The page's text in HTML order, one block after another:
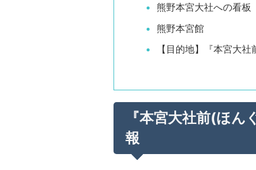
熊野本宮大社への看板
熊野本宮館
【目的地】『本宮大社
『本宮大社前(ほ
報